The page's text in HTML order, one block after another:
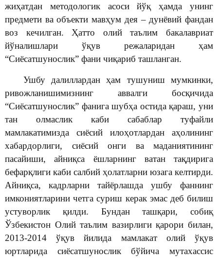
жиҳатдан методологик асоси йўқ ҳамда унинг
предмети ва объекти мавҳум дея – дунёвий фандан
воз кечилган. Ҳатто олий таълим бакалавриат
йўналишлари ўқув режаларидан ҳам
“Сиёсатшунослик” фани чиқариб ташланган.
Ушбу далиллардан ҳам тушуниш мумкинки,
ривожланишимизнинг аввалги босқичида
“Сиёсатшунослик” фанига шубҳа остида қараш, уни
тан олмаслик каби сабаблар туфайли
мамлакатимизда сиёсий илоҳотлардан аҳолининг
хабардорлиги, сиёсий онги ва маданиятининг
пасайиши, айниқса ёшларнинг ватан тақдирига
бефарқлиги каби салбий ҳолатларни юзага келтирди.
Айниқса, кадрларни тайёрлашда ушбу фаннинг
имкониятларини четга суриш керак эмас деб билиш
устуворлик қилди. Бундан ташқари, собиқ
Ўзбекистон Олий таълим вазирлиги қарори билан,
2013-2014 ўқув йилида мамлакат олий ўқув
юртларида сиёсатшунослик бўйича мутахассис